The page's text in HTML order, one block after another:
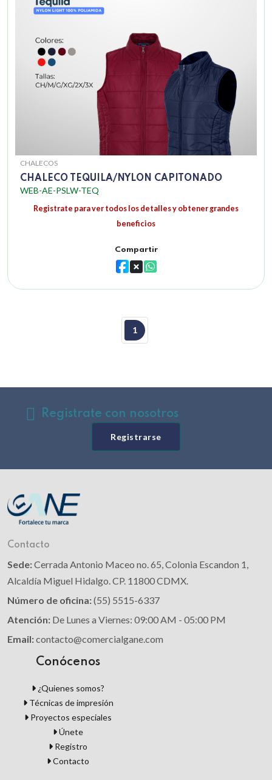
CHALECOS
CHALECO TEQUILA/NYLON CAPITONADO
WEB-AE-PSLW-TEQ
Registrate para ver todos los detalles y obtener grandes
beneficios
Compartir
1
Registrate con nosotros
Registrarse
Contacto
Sede:Cerrada Antonio Maceo no. 65, Colonia Escandon 1,
Alcaldía Miguel Hidalgo. CP. 11800 CDMX.
Número de oficina:(55) 5515-6337
Atención: De Lunes a Viernes: 09:00 AM - 05:00 PM
Email:contacto@comercialgane.com
Conócenos
¿Quienes somos?
Técnicas de impresión
Proyectos especiales
Únete
Registro
Contacto